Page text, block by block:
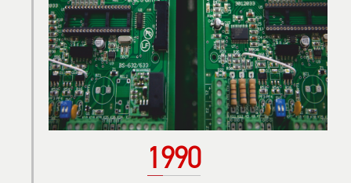
1990